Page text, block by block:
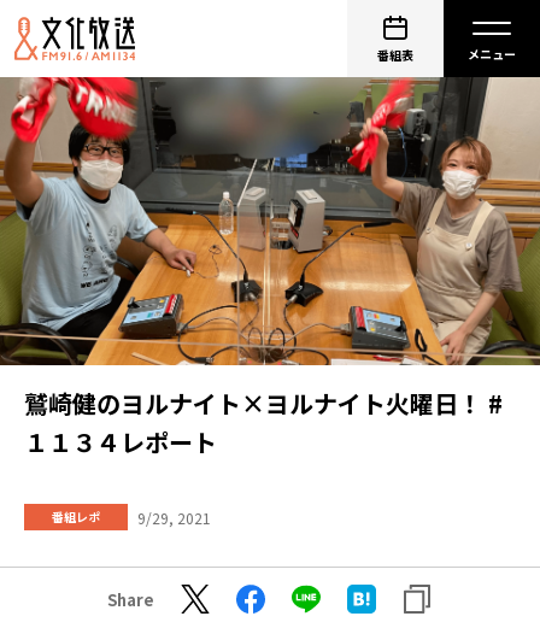
番組表
鷲崎健のヨルナイト×ヨルナイト火曜日！ #
１１３４レポート
番組レポ 9/29, 2021
Share